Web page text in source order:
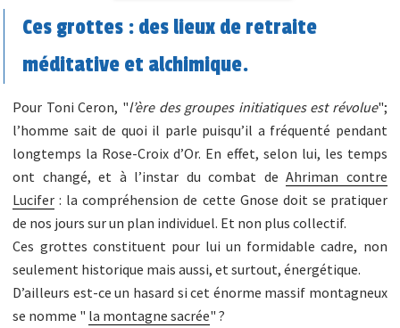
Ces grottes : des lieux de retraite
méditative et alchimique.
Pour Toni Ceron, "l’ère des groupes initiatiques est révolue";
l’homme sait de quoi il parle puisqu’il a fréquenté pendant
longtemps la Rose-Croix d’Or. En effet, selon lui, les temps
ont changé, et à l’instar du combat deAhriman contre
Lucifer : la compréhension de cette Gnose doit se pratiquer
de nos jours sur un plan individuel. Et non plus collectif.
Ces grottes constituent pour lui un formidable cadre, non
seulement historique mais aussi, et surtout, énergétique.
D’ailleurs est-ce un hasard si cet énorme massif montagneux
se nomme " la montagne sacrée" ?